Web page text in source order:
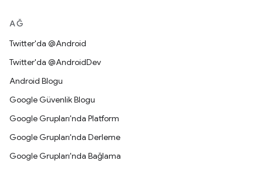
AĞ
Twitter'da @Android
Twitter'da @AndroidDev
Android Blogu
Google Güvenlik Blogu
Google Grupları'nda Platform
Google Grupları'nda Derleme
Google Grupları'nda Bağlama